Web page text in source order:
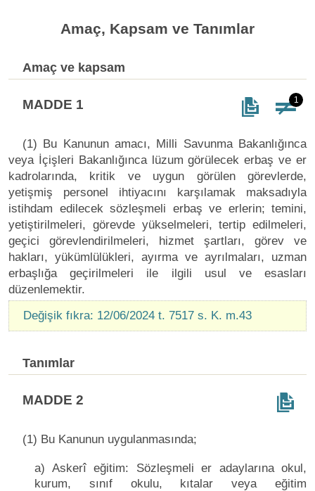
Amaç, Kapsam ve Tanımlar
Amaç ve kapsam
MADDE 1 1
(1) Bu Kanunun amacı, Milli Savunma Bakanlığınca
veya İçişleri Bakanlığınca lüzum görülecek erbaş ve er
kadrolarında, kritik ve uygun görülen görevlerde,
yetişmiş personel ihtiyacını karşılamak maksadıyla
istihdam edilecek sözleşmeli erbaş ve erlerin; temini,
yetiştirilmeleri, görevde yükselmeleri, tertip edilmeleri,
geçici görevlendirilmeleri, hizmet şartları, görev ve
hakları, yükümlülükleri, ayırma ve ayrılmaları, uzman
erbaşlığa geçirilmeleri ile ilgili usul ve esasları
düzenlemektir.
Değişik fıkra: 12/06/2024 t. 7517 s. K. m.43
Tanımlar
MADDE 2
(1) Bu Kanunun uygulanmasında;
a) Askerî eğitim: Sözleşmeli er adaylarına okul,
kurum, sınıf okulu, kıtalar veya eğitim